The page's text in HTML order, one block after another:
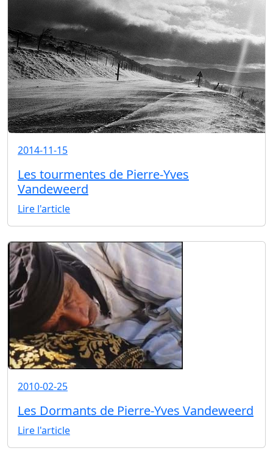
2014-11-15
Les tourmentes de Pierre-Yves
Vandeweerd
Lire l'article
2010-02-25
Les Dormants de Pierre-Yves Vandeweerd
Lire l'article